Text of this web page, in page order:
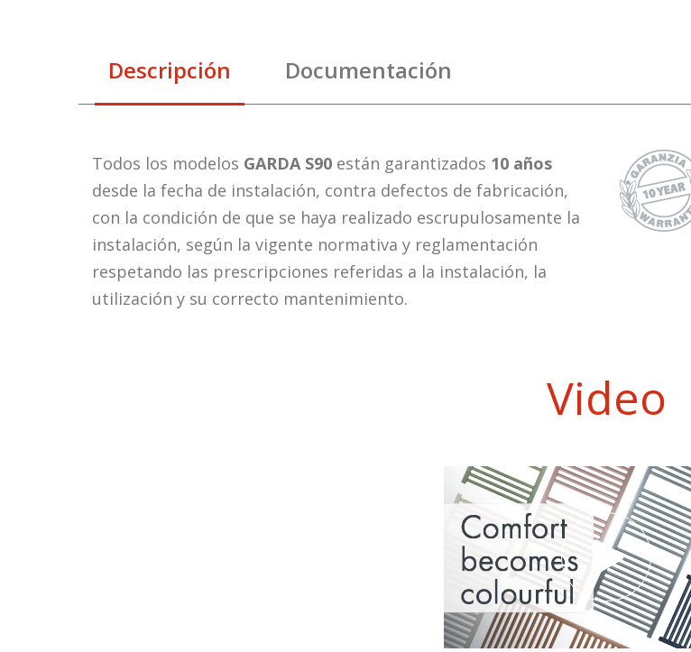
Descripción Documentación
Todos los modelos GARDA S90 están garantizados 10 años
desde la fecha de instalación, contra defectos de fabricación,
con la condición de que se haya realizado escrupulosamente la
instalación, según la vigente normativa y reglamentación
respetando las prescripciones referidas a la instalación, la
utilización y su correcto mantenimiento.
Video